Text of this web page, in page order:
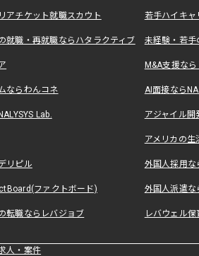
アチケット就職スカウト 若手ハイキ
就職・再就職ならハタラクティブ 未経験・若手
M&A支援な
ならわんコネ AI面接なら
Lab. アジャイル
アメリカの
リピル 外国人採用
ファクトボード) 外国人派遣な
転職ならレバジョブ レバウェル
人・案件